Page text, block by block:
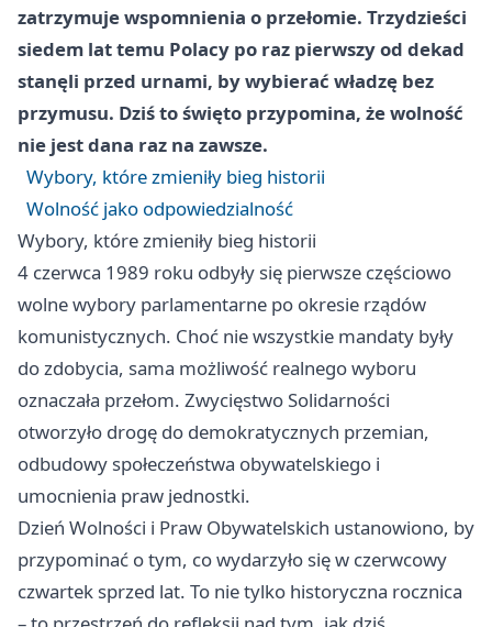
zatrzymuje wspomnienia o przełomie. Trzydzieści
siedem lat temu Polacy po raz pierwszy od dekad
stanęli przed urnami, by wybierać władzę bez
przymusu. Dziś to święto przypomina, że wolność
nie jest dana raz na zawsze.
Wybory, które zmieniły bieg historii
Wolność jako odpowiedzialność
Wybory, które zmieniły bieg historii
4 czerwca 1989 roku odbyły się pierwsze częściowo
wolne wybory parlamentarne po okresie rządów
komunistycznych. Choć nie wszystkie mandaty były
do zdobycia, sama możliwość realnego wyboru
oznaczała przełom. Zwycięstwo Solidarności
otworzyło drogę do demokratycznych przemian,
odbudowy społeczeństwa obywatelskiego i
umocnienia praw jednostki.
Dzień Wolności i Praw Obywatelskich ustanowiono, by
przypominać o tym, co wydarzyło się w czerwcowy
czwartek sprzed lat. To nie tylko historyczna rocznica